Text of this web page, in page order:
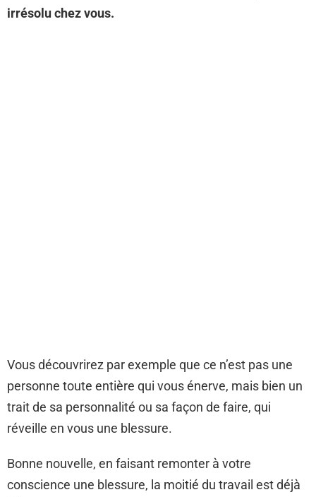
irrésolu chez vous.
Vous découvrirez par exemple que ce n’est pas une
personne toute entière qui vous énerve, mais bien un
trait de sa personnalité ou sa façon de faire, qui
réveille en vous une blessure.
Bonne nouvelle, en faisant remonter à votre
conscience une blessure, la moitié du travail est déjà